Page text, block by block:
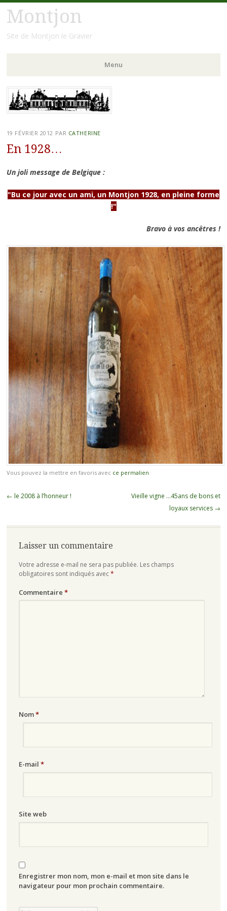
Montjon
Site de Montjon le Gravier
Menu
Aller
au
contenu
principal
19 FÉVRIER 2012 PAR CATHERINE
En 1928…
Un joli message de Belgique :
"Bu ce jour avec un ami, un Montjon 1928, en pleine forme
!"
Bravo à vos ancêtres !
Vous pouvez la mettre en favoris avec ce permalien
Navigation
← le 2008 à l’honneur !
Vieille vigne …45ans de bons et
loyaux services →
Laisser un commentaire
Votre adresse e-mail ne sera pas publiée. Les champs
obligatoires sont indiqués avec*
Commentaire *
Nom*
E-mail *
Site web
Enregistrer mon nom, mon e-mail et mon site dans le
navigateur pour mon prochain commentaire.